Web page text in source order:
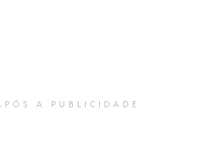
A PUBLICIDADE